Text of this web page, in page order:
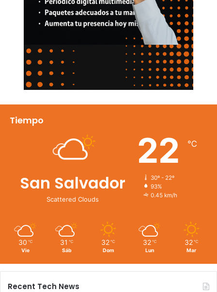
Tiempo
San Salvador
Scattered Clouds
22 ℃
30º - 22º
93%
0.45 km/h
30 ℃
Vie
31 ℃
Sáb
32 ℃
Dom
32 ℃
Lun
32 ℃
Mar
Recent Tech News